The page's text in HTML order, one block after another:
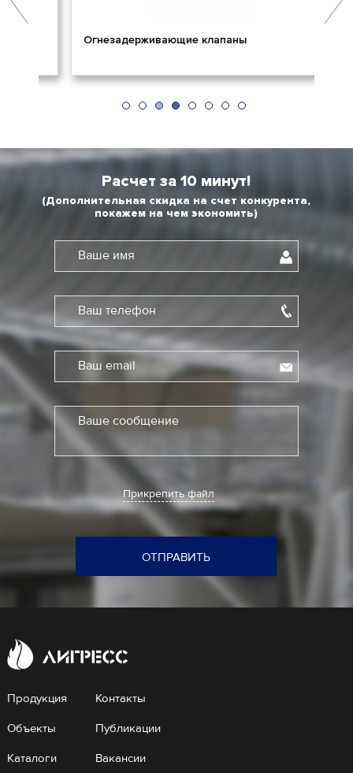
Огнезадерживающие клапаны
Расчет за 10 минут!
(Дополнительная скидка на счет конкурента,
покажем на чем экономить)
Ваше имя
Ваш телефон
Ваш email
Ваше сообщение
Прикрепить файл
ОТПРАВИТЬ
Продукция
Объекты
Каталоги
Контакты
Публикации
Вакансии